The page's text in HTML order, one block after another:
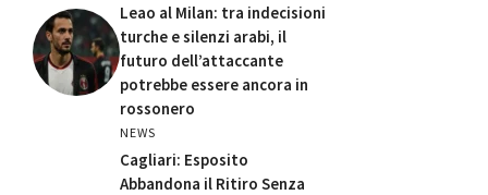
Leao al Milan: tra indecisioni
turche e silenzi arabi, il
futuro dell’attaccante
potrebbe essere ancora in
rossonero
NEWS
Cagliari: Esposito
Abbandona il Ritiro Senza